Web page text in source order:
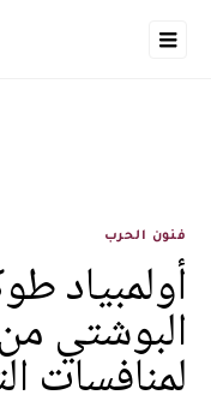
فنون الحرب
أولمبياد
البوشتي من
لمنافسات